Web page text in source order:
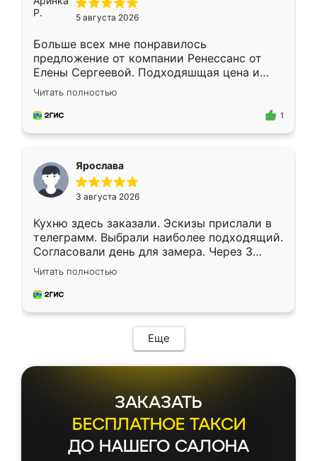
5 августа 2026
Больше всех мне понравилось
предложение от компании Ренессанс от
Елены Сергеевой. Подходяшщая цена и
короткие сроки изготовления. Приехавший
для замера сотрудник Владислав
предложил по моему эскизу самый
Читать полностью
1
Ярослава
3 августа 2026
Кухню здесь заказали. Эскизы прислали в
телеграмм. Выбрали наиболее подходящий.
Согласовали день для замера. Через 3
недели кухня была уже готова. Остались
довольны работой. Спасибо Ренессанс
мебель за качественную работу!
Читать полностью
Еще
ЗАКАЗАТЬ
БЕСПЛАТНОЕ ТАКСИ
ДО НАШЕГО САЛОНА